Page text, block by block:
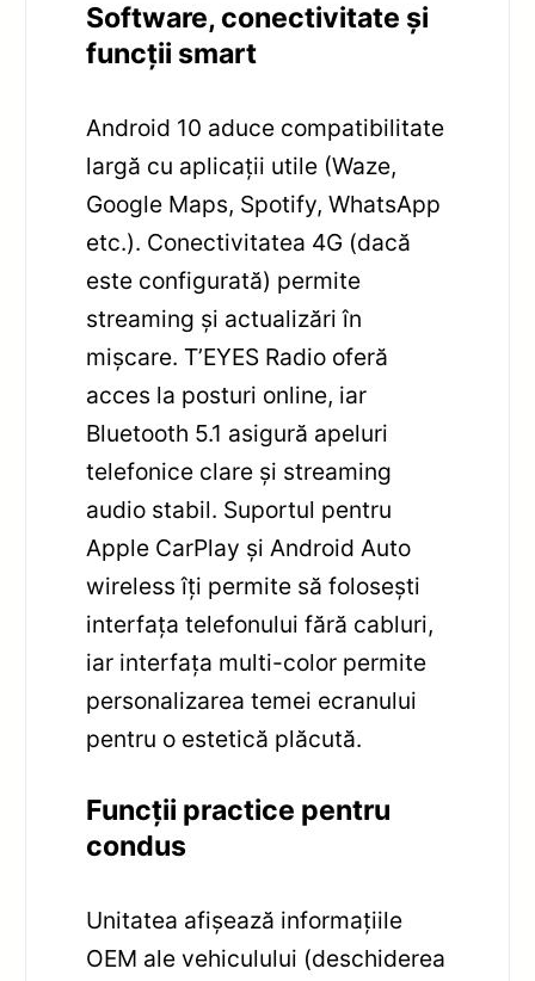
Software, conectivitate și
funcții smart
Android 10 aduce compatibilitate
largă cu aplicații utile (Waze,
Google Maps, Spotify, WhatsApp
etc.). Conectivitatea 4G (dacă
este configurată) permite
streaming și actualizări în
mișcare. T’EYES Radio oferă
acces la posturi online, iar
Bluetooth 5.1 asigură apeluri
telefonice clare și streaming
audio stabil. Suportul pentru
Apple CarPlay și Android Auto
wireless îți permite să folosești
interfața telefonului fără cabluri,
iar interfața multi-color permite
personalizarea temei ecranului
pentru o estetică plăcută.
Funcții practice pentru
condus
Unitatea afișează informațiile
OEM ale vehiculului (deschiderea